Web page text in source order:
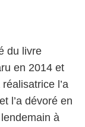
du livre
en 2014 et
l’a
l’a dévoré en
à